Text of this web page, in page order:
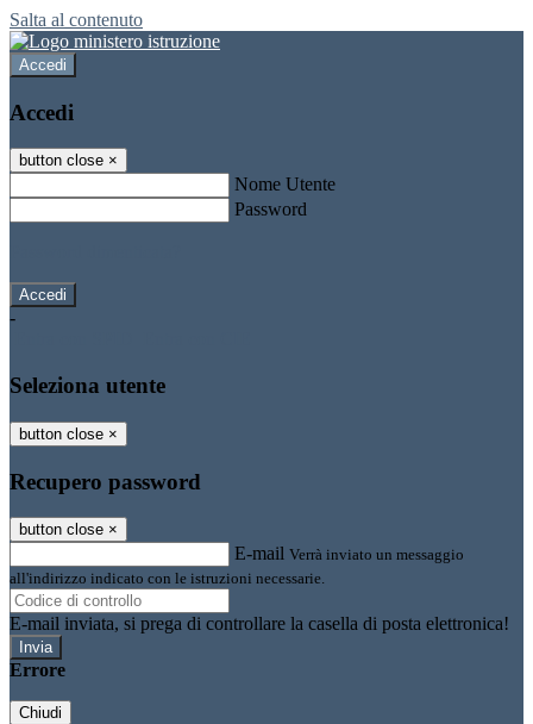
Salta al contenuto
Accedi
Accedi
button close ×
Nome Utente
Password
-
Seleziona utente
button close ×
Recupero password
button close ×
E-mail Verrà inviato un messaggio
all'indirizzo indicato con le istruzioni necessarie.
E-mail inviata, si prega di controllare la casella di posta elettronica!
Errore
Chiudi